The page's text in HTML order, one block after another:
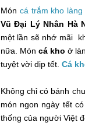
Món cá trắm kho
Vũ Đại Lý Nhân Hà
một lần sẽ nhớ mãi
nữa. Móncá kho ở
tuyệt vời dịp tết. Cá
Không chỉ có bánh
món ngon ngày tết
thống của người Việt